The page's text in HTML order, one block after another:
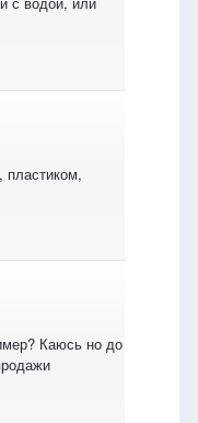
пластиком,
Каюсь но до